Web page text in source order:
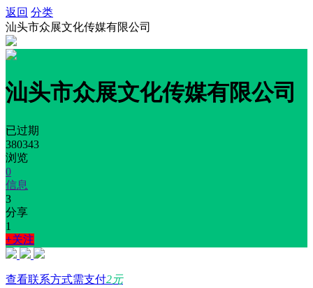
返回 分类
汕头市众展文化传媒有限公司
汕头市众展文化传媒有限公司
已过期
380343
浏览
0
信息
3
分享
1
+关注
查看联系方式需支付2元